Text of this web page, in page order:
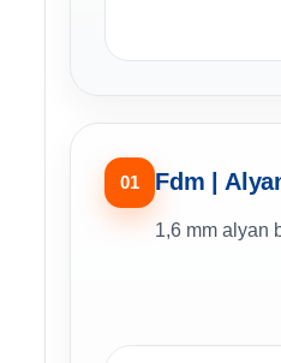
01 Fdm |
1,6 mm alyan